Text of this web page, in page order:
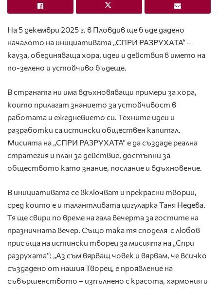
На 5 декември 2025 г. в Пловдив ще бъде дадено
началото на инициативата „СПРИ РАЗРУХАТА“ –
кауза, обединяваща хора, идеи и действия в името на
по-зелено и устойчиво бъдеще.
В страната ни има вдъхновяващи примери за хора,
които прилагат знанието за устойчивост в
работата и ежедневието си. Техните идеи и
разработки са истински обществен капитал.
Мисията на „СПРИ РАЗРУХАТА“ е да създаде реална
стратегия и план за действие, достъпни за
обществото като знание, послание и вдъхновение.
В инициативата се включват и прекрасни творци,
сред които е и талантливата цигуларка Таня Недева.
Тя ще свири по време на гала вечерта за гостите на
празничната вечер. Също така тя споделя с любов
присъща на истински творец за мисията на „Спри
разрухата“: „Аз съм вярващ човек и вярвам, че всичко
създадено от нашия Творец, е проявление на
съвършенството – изпълнено с красота, хармония и